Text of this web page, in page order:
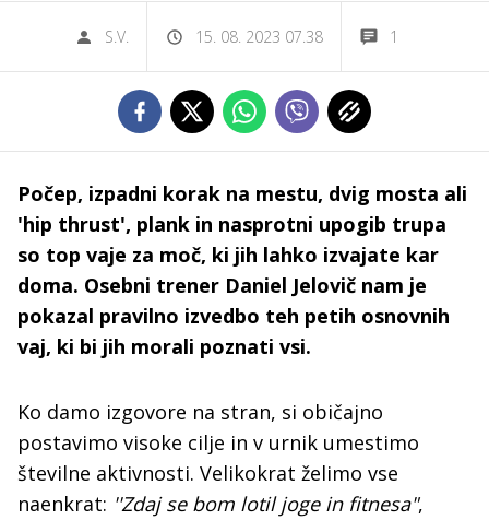
S.V. 15. 08. 2023 07.38 1
Počep, izpadni korak na mestu, dvig mosta ali
'hip thrust', plank in nasprotni upogib trupa
so top vaje za moč, ki jih lahko izvajate kar
doma. Osebni trener Daniel Jelovič nam je
pokazal pravilno izvedbo teh petih osnovnih
vaj, ki bi jih morali poznati vsi.
Ko damo izgovore na stran, si običajno
postavimo visoke cilje in v urnik umestimo
številne aktivnosti. Velikokrat želimo vse
naenkrat: ''Zdaj se bom lotil joge in fitnesa",